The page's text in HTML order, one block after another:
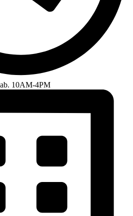
10AM-4PM